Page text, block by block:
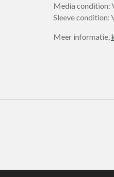
Media condition:
Sleeve condition:
Meer informatie,